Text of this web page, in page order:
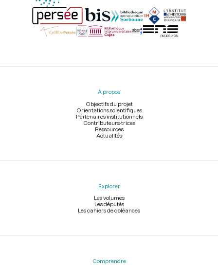
Menu
À propos
Objectifs du projet
Orientations scientifiques
Partenaires institutionnels
Contributeurs-trices
Ressources
Actualités
Explorer
Les volumes
Les députés
Les cahiers de doléances
Comprendre